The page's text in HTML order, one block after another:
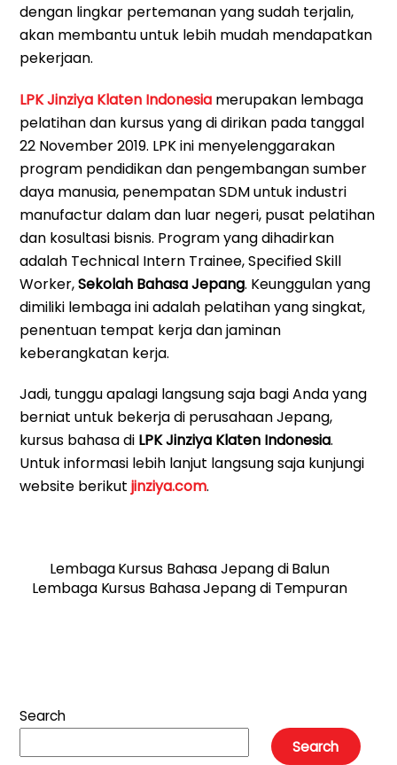
dengan lingkar pertemanan yang sudah terjalin,
akan membantu untuk lebih mudah mendapatkan
pekerjaan.
LPK Jinziya Klaten Indonesia merupakan lembaga
pelatihan dan kursus yang di dirikan pada tanggal
22 November 2019. LPK ini menyelenggarakan
program pendidikan dan pengembangan sumber
daya manusia, penempatan SDM untuk industri
manufactur dalam dan luar negeri, pusat pelatihan
dan kosultasi bisnis. Program yang dihadirkan
adalah Technical Intern Trainee, Specified Skill
Worker,Sekolah Bahasa Jepang. Keunggulan yang
dimiliki lembaga ini adalah pelatihan yang singkat,
penentuan tempat kerja dan jaminan
keberangkatan kerja.
Jadi, tunggu apalagi langsung saja bagi Anda yang
berniat untuk bekerja di perusahaan Jepang,
kursus bahasa di LPK Jinziya Klaten Indonesia.
Untuk informasi lebih lanjut langsung saja kunjungi
website berikutjinziya.com.
Lembaga Kursus Bahasa Jepang di Balun
Lembaga Kursus Bahasa Jepang di Tempuran
Search
Search